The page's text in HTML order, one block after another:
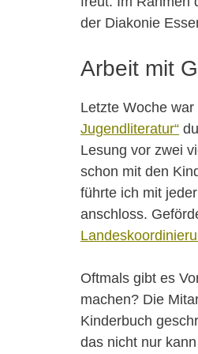
der Diakonie
Arbeit mit
Letzte Woche
Jugendliteratur“
Lesung vor zwei
schon mit den
führte ich mit
anschloss.
Oftmals gibt es
machen? Die
Kinderbuch
das nicht nur